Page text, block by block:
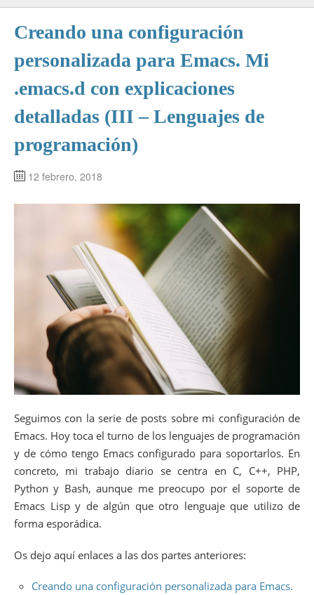
Creando una configuración
personalizada para Emacs. Mi
.emacs.d con explicaciones
detalladas (III – Lenguajes de
programación)
12 febrero, 2018
Seguimos con la serie de posts sobre mi configuración de
Emacs. Hoy toca el turno de los lenguajes de programación
y de cómo tengo Emacs configurado para soportarlos. En
concreto, mi trabajo diario se centra en C, C++, PHP,
Python y Bash, aunque me preocupo por el soporte de
Emacs Lisp y de algún que otro lenguaje que utilizo de
forma esporádica.
Os dejo aquí enlaces a las dos partes anteriores:
Creando una configuración personalizada para Emacs.